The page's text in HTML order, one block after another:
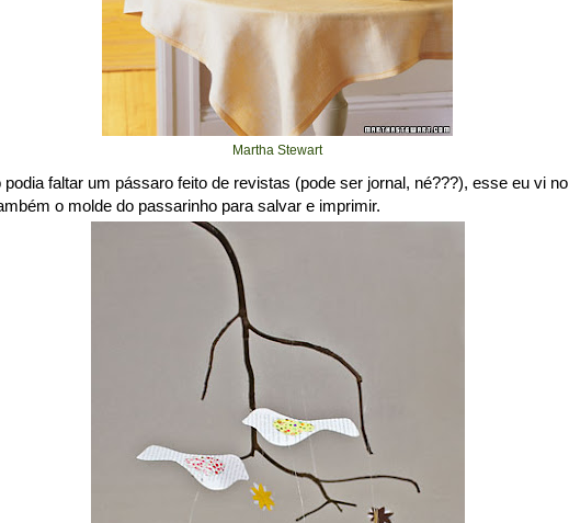
Martha Stewart
podia faltar um pássaro feito de revistas (pode ser jornal, né???), esse eu vi no
o molde do passarinho para salvar e imprimir.